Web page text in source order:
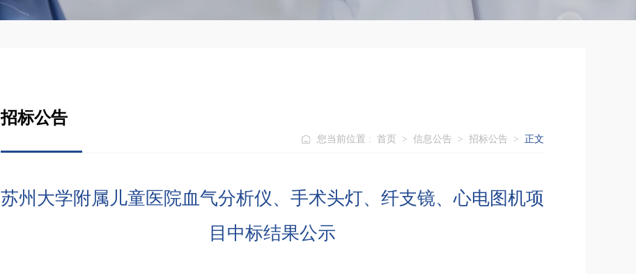
招标公告
您当前位置 : 首页 > 信息公告 > 招标公告 > 正文
苏州大学附属儿童医院血气分析仪、手术头灯、纤支镜、心电图机项
目中标结果公示